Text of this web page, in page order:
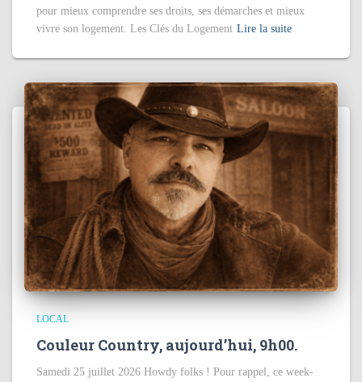
pour mieux comprendre ses droits, ses démarches et mieux
vivre son logement. Les Clés du Logement Lire la suite
LOCAL
Couleur Country, aujourd’hui, 9h00.
Samedi 25 juillet 2026 Howdy folks ! Pour rappel, ce week-